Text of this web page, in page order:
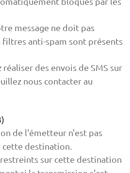
message ne doit pas
filtres anti-spam sont présents
réaliser des envois de SMS sur
nous contacter au
de l'émetteur n'est pas
cette destination.
restreints sur cette destination